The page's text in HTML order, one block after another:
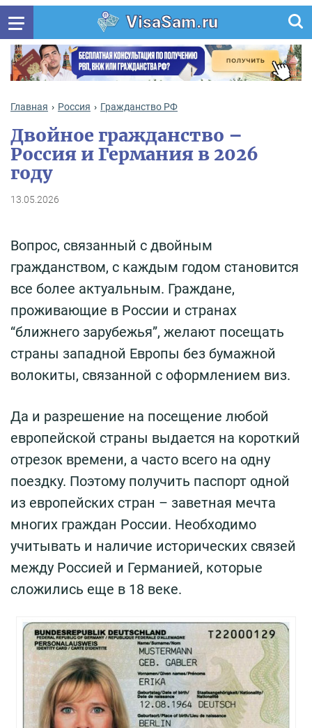
VisaSam.ru
Главная Россия Гражданство РФ
Двойное гражданство –
Россия и Германия в 2026
году
13.05.2026
Вопрос, связанный с двойным
гражданством, с каждым годом становится
все более актуальным. Граждане,
проживающие в России и странах
“ближнего зарубежья”, желают посещать
страны западной Европы без бумажной
волокиты, связанной с оформлением виз.
Да и разрешение на посещение любой
европейской страны выдается на короткий
отрезок времени, а часто всего на одну
поездку. Поэтому получить паспорт одной
из европейских стран – заветная мечта
многих граждан России. Необходимо
учитывать и наличие исторических связей
между Россией и Германией, которые
сложились еще в 18 веке.